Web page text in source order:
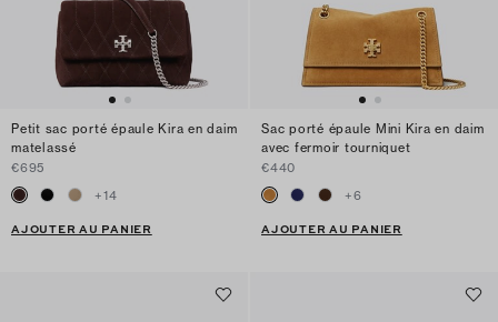
Petit sac porté épaule Kira en daim
matelassé
€695
+14
AJOUTER AU PANIER
Sac porté épaule Mini Kira en daim
avec fermoir tourniquet
€440
+6
AJOUTER AU PANIER